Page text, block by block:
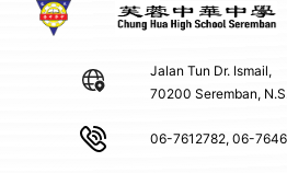
Jalan Tun Dr. Ismail,
70200 Seremban,
06-7612782, 06-